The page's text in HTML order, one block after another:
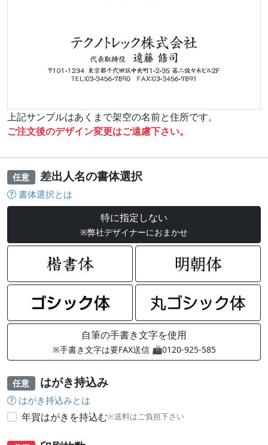
上記サンプルはあくまで架空の名前と住所です。
ご注文後のデザイン変更はご遠慮下さい。
任意 差出人名の書体選択
書体選択とは
特に指定しない
※弊社デザイナーにおまかせ
自筆の手書き文字を使用
※手書き文字は要FAX送信 📠0120-925-585
任意 はがき持込み
はがき持込みとは
年賀はがきを持込む※送料はご負担下さい